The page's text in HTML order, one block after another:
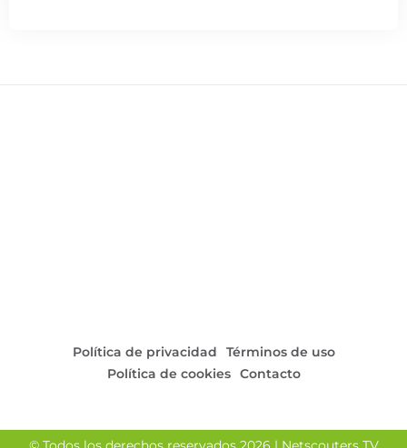
Política de privacidad
Términos de uso
Política de cookies Contacto